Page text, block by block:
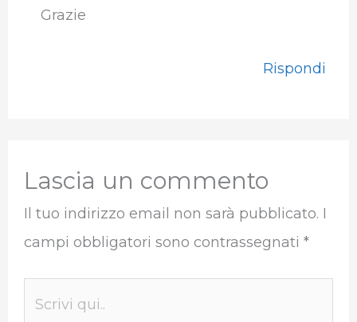
Grazie
Rispondi
Lascia un commento
Il tuo indirizzo email non sarà pubblicato. I
campi obbligatori sono contrassegnati *